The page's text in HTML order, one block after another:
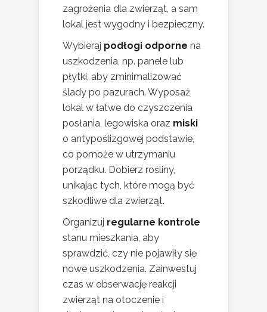
zagrożenia dla zwierząt, a sam
lokal jest wygodny i bezpieczny.
Wybieraj podłogi odporne na
uszkodzenia, np. panele lub
płytki, aby zminimalizować
ślady po pazurach. Wyposaż
lokal w łatwe do czyszczenia
posłania, legowiska oraz miski
o antypoślizgowej podstawie,
co pomoże w utrzymaniu
porządku. Dobierz rośliny,
unikając tych, które mogą być
szkodliwe dla zwierząt.
Organizuj regularne kontrole
stanu mieszkania, aby
sprawdzić, czy nie pojawiły się
nowe uszkodzenia. Zainwestuj
czas w obserwację reakcji
zwierząt na otoczenie i